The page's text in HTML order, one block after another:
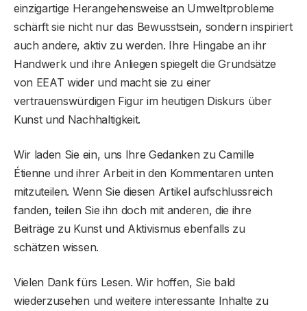
einzigartige Herangehensweise an Umweltprobleme
schärft sie nicht nur das Bewusstsein, sondern inspiriert
auch andere, aktiv zu werden. Ihre Hingabe an ihr
Handwerk und ihre Anliegen spiegelt die Grundsätze
von EEAT wider und macht sie zu einer
vertrauenswürdigen Figur im heutigen Diskurs über
Kunst und Nachhaltigkeit.
Wir laden Sie ein, uns Ihre Gedanken zu Camille
Étienne und ihrer Arbeit in den Kommentaren unten
mitzuteilen. Wenn Sie diesen Artikel aufschlussreich
fanden, teilen Sie ihn doch mit anderen, die ihre
Beiträge zu Kunst und Aktivismus ebenfalls zu
schätzen wissen.
Vielen Dank fürs Lesen. Wir hoffen, Sie bald
wiederzusehen und weitere interessante Inhalte zu